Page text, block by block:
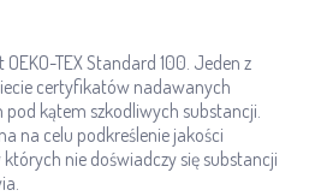
TEX Standard 100. Jeden z
certyfikatów nadawanych
kątem szkodliwych substancji.
na celu podkreślenie jakości
nie doświadczy się substancji